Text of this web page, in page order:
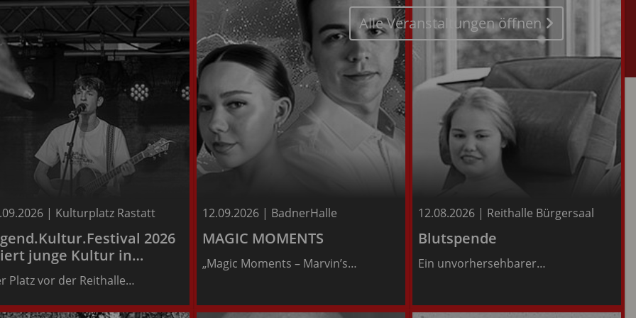
12.08.2026 | Reithalle Bürgersaal
Blutspende
Ein unvorhersehbarer…
12.09.2026 | BadnerHalle
MAGIC MOMENTS
„Magic Moments – Marvin’s…
Infos
Tickets
| Kulturplatz Rastatt
2026
junge Kultur in
Platz vor der Reithalle…
Infos
Infos
Alle Veranstaltungen öffnen